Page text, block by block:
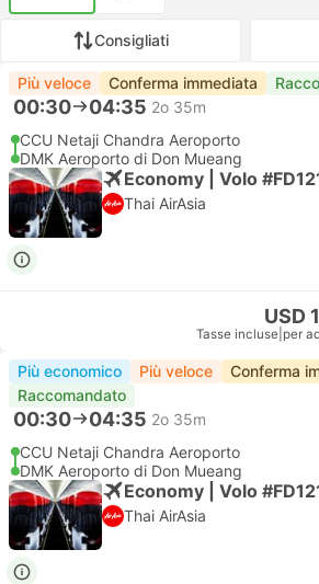
Consigliati
Più veloce Conferma immediata
00:30 04:35 2o 35m
CCU Netaji Chandra Aeroporto
DMK Aeroporto di Don Mueang
Economy | Volo
Thai AirAsia
USD
Tasse incluse per
Più economico Più veloce
Conferma
Raccomandato
00:30 04:35 2o 35m
CCU Netaji Chandra Aeroporto
DMK Aeroporto di Don Mueang
Economy | Volo
Thai AirAsia